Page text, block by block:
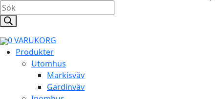
Products
search
0VARUKORG
Produkter
Utomhus
Markisväv
Gardinväv